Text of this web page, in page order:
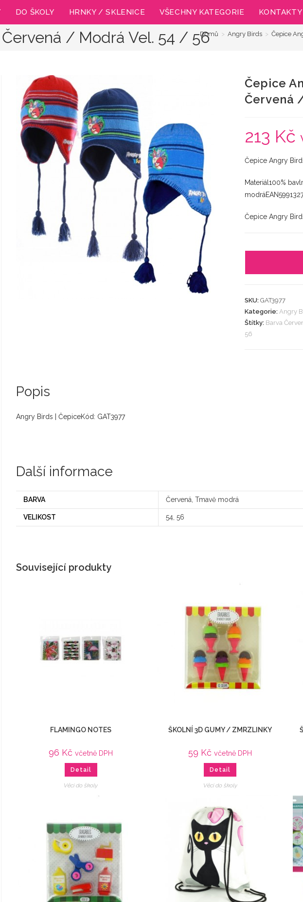
DO ŠKOLY HRNKY / SKLENICE VŠECHNY KATEGORIE KONTAKTY
/ Modrá Vel. 54 / 56
Domů > Angry Birds > Čepice
Čepice
Červená
213 Kč
Čepice Angry
Materiál100%
Čepice Angry
SKU:GAT3977
Kategorie:Angry
Štítky: Barva
56
Popis
Angry Birds | ČepiceKód: GAT3977
Další informace
BARVA Červená, Tmavě modrá
VELIKOST 54, 56
Související produkty
FLAMINGO NOTES
96 Kč včetně DPH
Detail
Věci do školy
ŠKOLNÍ 3D GUMY / ZMRZLINKY
59 Kč včetně DPH
Detail
Věci do školy